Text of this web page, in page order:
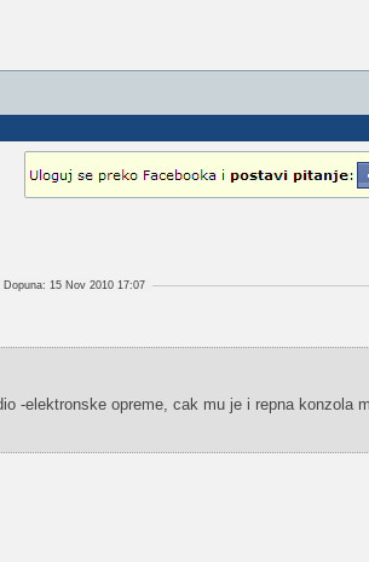
Dopuna: 15 Nov 2010 17:07
-elektronske opreme, cak mu je i repna konzola